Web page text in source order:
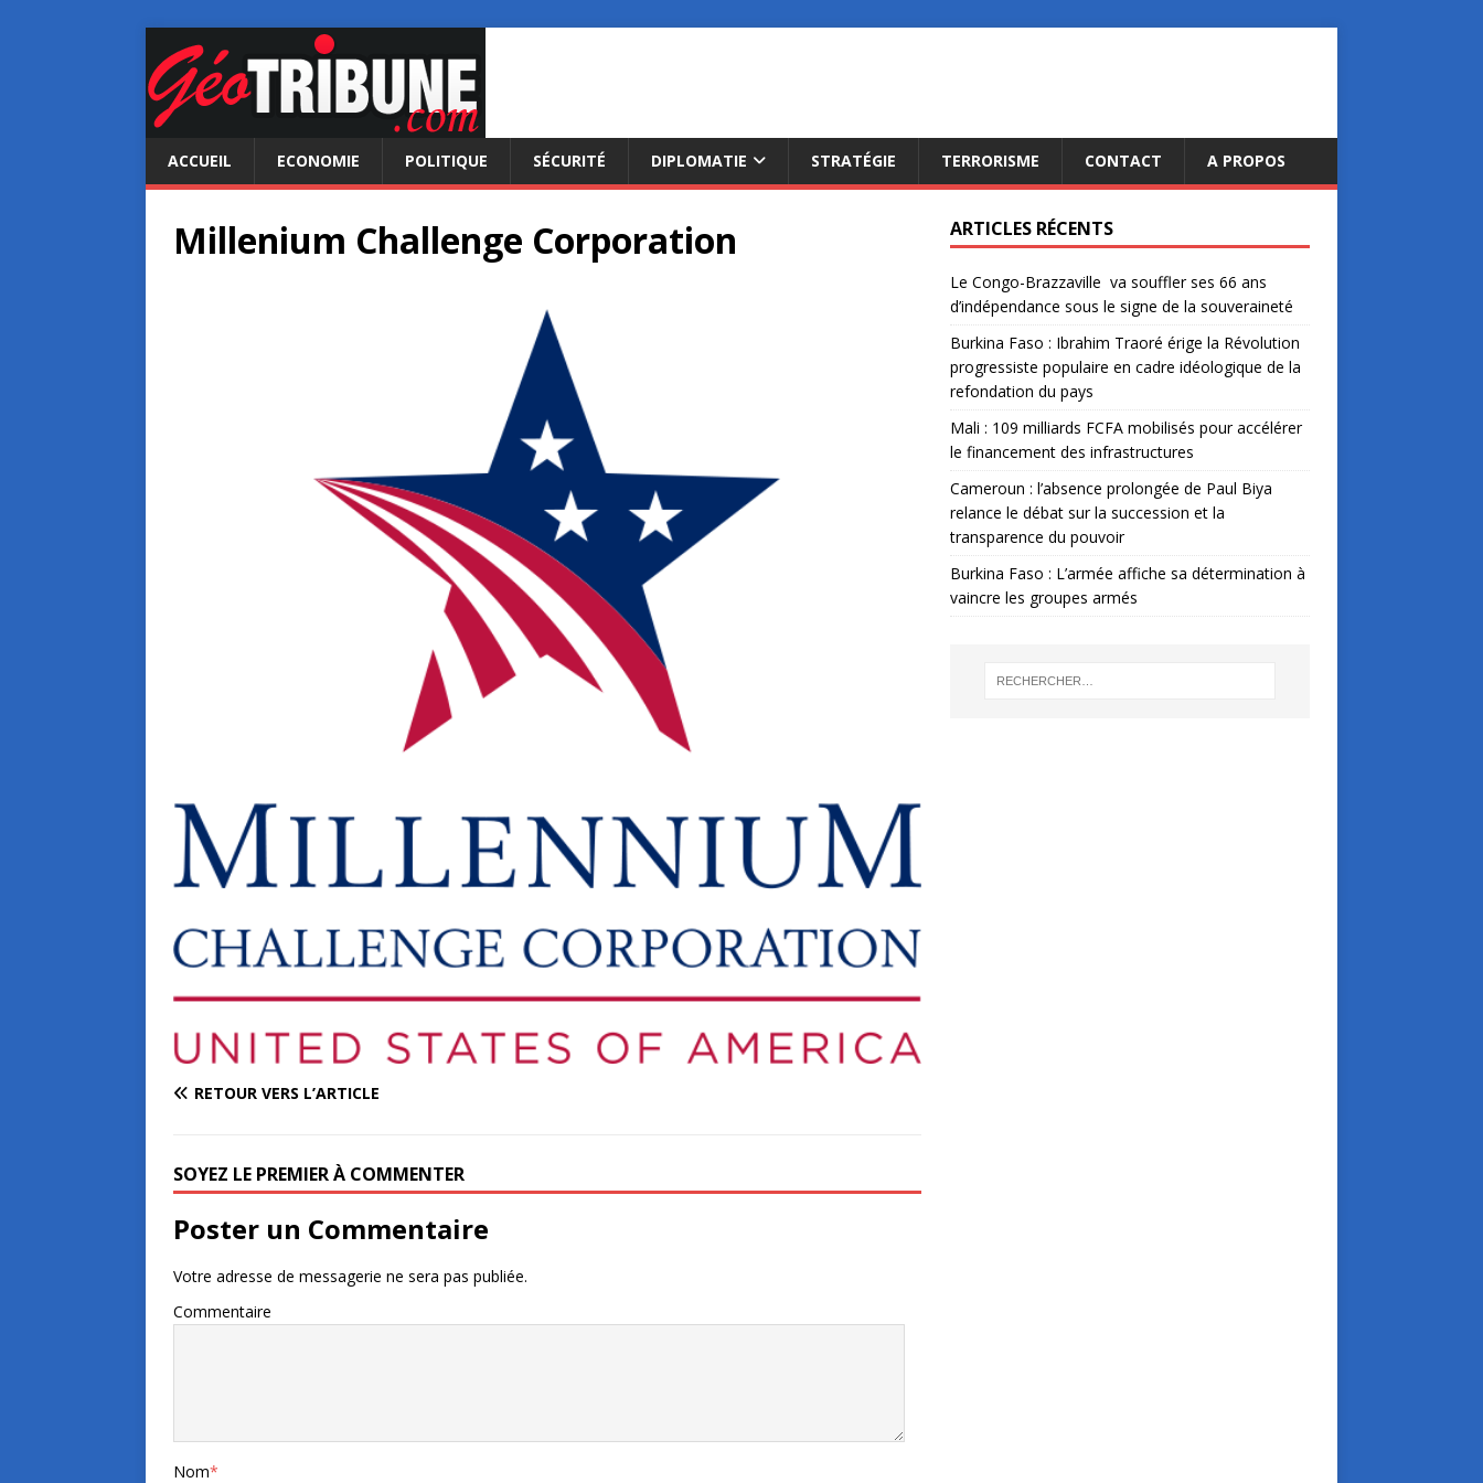
ACCUEIL ECONOMIE POLITIQUE SÉCURITÉ DIPLOMATIE STRATÉGIE TERRORISME CONTACT A PROPOS
Millenium Challenge Corporation
RETOUR VERS L’ARTICLE
SOYEZ LE PREMIER À COMMENTER
Poster un Commentaire
Votre adresse de messagerie ne sera pas publiée.
Commentaire
Nom*
ARTICLES RÉCENTS
Le Congo-Brazzaville va souffler ses 66 ans
d’indépendance sous le signe de la souveraineté
Burkina Faso : Ibrahim Traoré érige la Révolution
progressiste populaire en cadre idéologique de la
refondation du pays
Mali : 109 milliards FCFA mobilisés pour accélérer
le financement des infrastructures
Cameroun : l’absence prolongée de Paul Biya
relance le débat sur la succession et la
transparence du pouvoir
Burkina Faso : L’armée affiche sa détermination à
vaincre les groupes armés